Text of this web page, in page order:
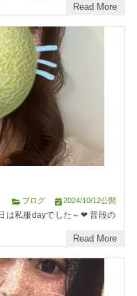
Read More
ブログ 2024/10/12公開
は私服dayでした～❤︎ 普段の
Read More